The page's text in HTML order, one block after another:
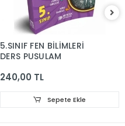
5.SINIF FEN BİLİMLERİ
DERS PUSULAM
240,00 TL
Sepete Ekle